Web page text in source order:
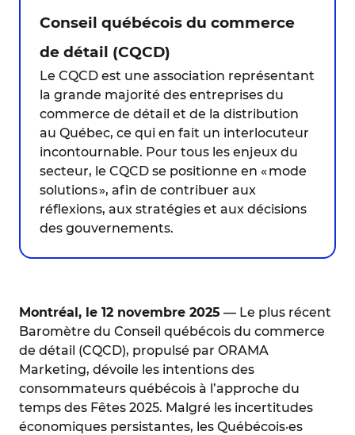
Conseil québécois du commerce
de détail (CQCD)
Le CQCD est une association représentant
la grande majorité des entreprises du
commerce de détail et de la distribution
au Québec, ce qui en fait un interlocuteur
incontournable. Pour tous les enjeux du
secteur, le CQCD se positionne en « mode
solutions », afin de contribuer aux
réflexions, aux stratégies et aux décisions
des gouvernements.
Montréal, le 12 novembre 2025 — Le plus récent
Baromètre du Conseil québécois du commerce
de détail (CQCD), propulsé par ORAMA
Marketing, dévoile les intentions des
consommateurs québécois à l’approche du
temps des Fêtes 2025. Malgré les incertitudes
économiques persistantes, les Québécois·es